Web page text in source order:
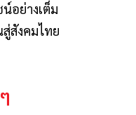
อย่างเต็ม
สังคมไทย